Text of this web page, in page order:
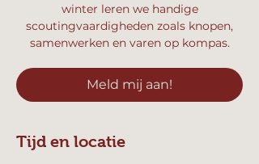
winter leren we handige
scoutingvaardigheden zoals knopen,
samenwerken en varen op kompas.
Meld mij aan!
Tijd en locatie